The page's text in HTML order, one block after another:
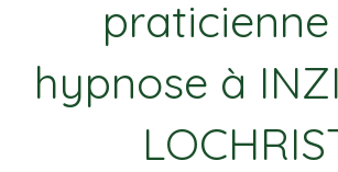
praticienne
hypnose à